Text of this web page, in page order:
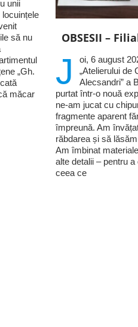
unii
să nu
„Gh.
măcar
OBSESII –
J
oi, 6 august
„Atelierului de
Alecsandri” a
purtat într-o nouă
ne-am jucat cu
fragmente aparent
împreună. Am
răbdarea și să
Am îmbinat
alte detalii – pentru
ceea ce